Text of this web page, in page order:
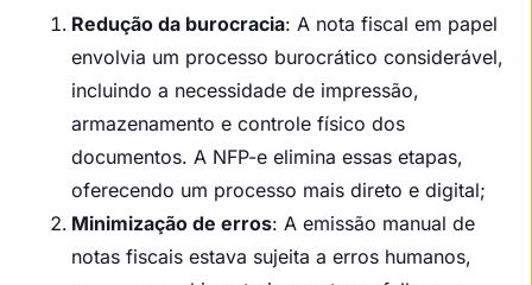
Redução da burocracia: A nota fiscal em papel
envolvia um processo burocrático considerável,
incluindo a necessidade de impressão,
armazenamento e controle físico dos
documentos. A NFP-e elimina essas etapas,
oferecendo um processo mais direto e digital;
Minimização de erros: A emissão manual de
notas fiscais estava sujeita a erros humanos,